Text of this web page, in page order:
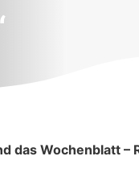
das Wochenblatt –